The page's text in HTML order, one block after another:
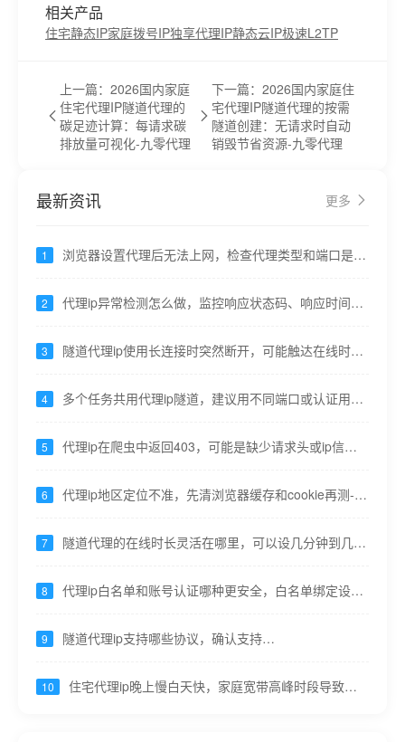
相关产品
住宅静态IP家庭拨号IP独享代理IP静态云IP极速L2TP
上一篇：2026国内家庭
住宅代理IP隧道代理的
碳足迹计算：每请求碳
排放量可视化-九零代理
下一篇：2026国内家庭住
宅代理IP隧道代理的按需
隧道创建：无请求时自动
销毁节省资源-九零代理
最新资讯 更多
1
浏览器设置代理后无法上网，检查代理类型和端口是否
2
代理ip异常检测怎么做，监控响应状态码、响应时间突
3
隧道代理ip使用长连接时突然断开，可能触达在线时长
4
多个任务共用代理ip隧道，建议用不同端口或认证用户
5
代理ip在爬虫中返回403，可能是缺少请求头或ip信誉
6
代理ip地区定位不准，先清浏览器缓存和cookie再测----
7
隧道代理的在线时长灵活在哪里，可以设几分钟到几小
8
代理ip白名单和账号认证哪种更安全，白名单绑定设
9
隧道代理ip支持哪些协议，确认支持
10
住宅代理ip晚上慢白天快，家庭宽带高峰时段导致，